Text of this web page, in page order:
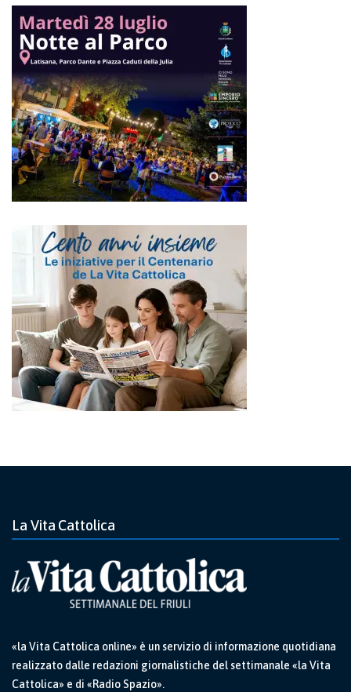
La Vita Cattolica
«la Vita Cattolica online» è un servizio di informazione quotidiana
realizzato dalle redazioni giornalistiche del settimanale «la Vita
Cattolica» e di «Radio Spazio».